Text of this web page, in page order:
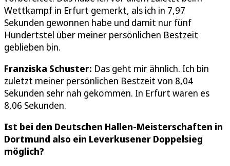
Wettkampf in Erfurt gemerkt, als ich in 7,97
Sekunden gewonnen habe und damit nur fünf
Hundertstel über meiner persönlichen Bestzeit
geblieben bin.
Franziska Schuster: Das geht mir ähnlich. Ich bin
zuletzt meiner persönlichen Bestzeit von 8,04
Sekunden sehr nah gekommen. In Erfurt waren es
8,06 Sekunden.
Ist bei den Deutschen Hallen-Meisterschaften in
Dortmund also ein Leverkusener Doppelsieg
möglich?